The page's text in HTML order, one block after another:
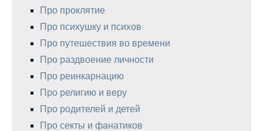
Про проклятие
Про психушку и психов
Про путешествия во времени
Про раздвоение личности
Про реинкарнацию
Про религию и веру
Про родителей и детей
Про секты и фанатиков